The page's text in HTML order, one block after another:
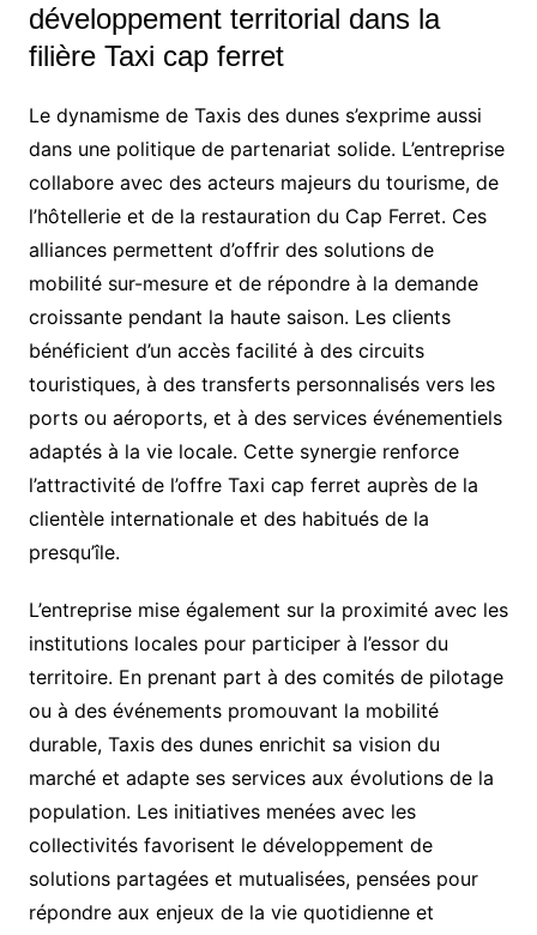
développement territorial dans la
filière Taxi cap ferret
Le dynamisme de Taxis des dunes s’exprime aussi
dans une politique de partenariat solide. L’entreprise
collabore avec des acteurs majeurs du tourisme, de
l’hôtellerie et de la restauration du Cap Ferret. Ces
alliances permettent d’offrir des solutions de
mobilité sur-mesure et de répondre à la demande
croissante pendant la haute saison. Les clients
bénéficient d’un accès facilité à des circuits
touristiques, à des transferts personnalisés vers les
ports ou aéroports, et à des services événementiels
adaptés à la vie locale. Cette synergie renforce
l’attractivité de l’offre Taxi cap ferret auprès de la
clientèle internationale et des habitués de la
presqu’île.
L’entreprise mise également sur la proximité avec les
institutions locales pour participer à l’essor du
territoire. En prenant part à des comités de pilotage
ou à des événements promouvant la mobilité
durable, Taxis des dunes enrichit sa vision du
marché et adapte ses services aux évolutions de la
population. Les initiatives menées avec les
collectivités favorisent le développement de
solutions partagées et mutualisées, pensées pour
répondre aux enjeux de la vie quotidienne et